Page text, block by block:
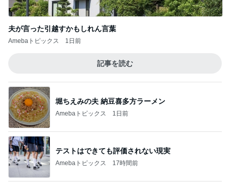
夫が言った引越すかもしれん言葉
Amebaトピックス 1日前
記事を読む
堀ちえみの夫 納豆喜多方ラーメン
Amebaトピックス 1日前
テストはできても評価されない現実
Amebaトピックス 17時間前